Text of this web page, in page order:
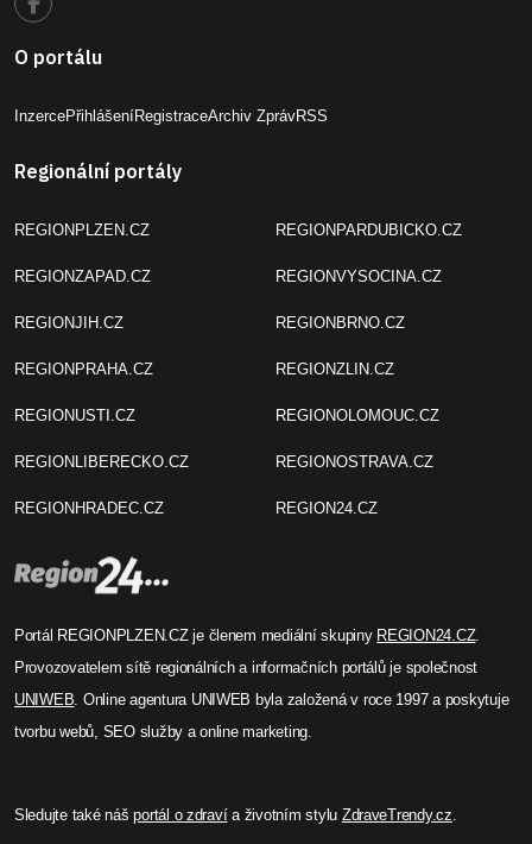
O portálu
InzercePřihlášeníRegistraceArchiv ZprávRSS
Regionální portály
REGIONPLZEN.CZ
REGIONZAPAD.CZ
REGIONJIH.CZ
REGIONPRAHA.CZ
REGIONUSTI.CZ
REGIONLIBERECKO.CZ
REGIONHRADEC.CZ
REGIONPARDUBICKO.CZ
REGIONVYSOCINA.CZ
REGIONBRNO.CZ
REGIONZLIN.CZ
REGIONOLOMOUC.CZ
REGIONOSTRAVA.CZ
REGION24.CZ
Portál REGIONPLZEN.CZ je členem mediální skupiny REGION24.CZ.
Provozovatelem sítě regionálních a informačních portálů je společnost
UNIWEB . Online agentura UNIWEB byla založená v roce 1997 a poskytuje
tvorbu webů, SEO služby a online marketing.
Sledujte také nášportál o zdravía životním stylu ZdraveTrendy.cz